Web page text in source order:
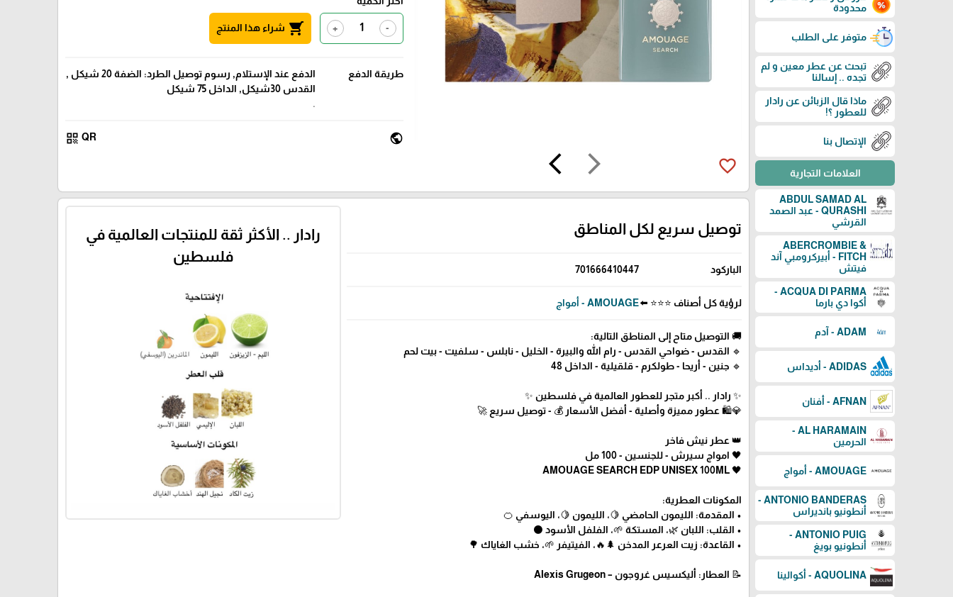
محدودة
متوفر على الطلب
تبحث عن عطر معين و لم
تجده .. إسالنا
ماذا قال الزبائن عن رادار
للعطور ؟!
الإتصال بنا
العلامات التجارية
ABDUL SAMAD AL
QURASHI - عبد الصمد
القرشي
ABERCROMBIE &
FITCH - أبيركرومبي آند
فيتش
ACQUA DI PARMA -
أكوا دي بارما
ADAM - آدم
ADIDAS - أديداس
AFNAN - أفنان
AL HARAMAIN -
الحرمين
AMOUAGE - أمواج
ANTONIO BANDERAS -
أنطونيو بانديراس
ANTONIO PUIG -
أنطونيو بويغ
AQUOLINA - أكوالينا
arrow_forward_ios
arrow_back_ios favorite_border
-
+
shopping_cart شراء هذا المنتج
طريقة الدفع
الدفع عند الإستلام, رسوم توصيل الطرد: الضفة 20 شيكل ,
القدس 30شيكل, الداخل 75 شيكل
.
public
QR
qr_code
توصيل سريع لكل المناطق
الباركود 701666410447
لرؤية كل أصناف ⭐⭐⭐ ⬅️AMOUAGE - أمواج
🚚 التوصيل متاح إلى المناطق التالية:
🔹 القدس - ضواحي القدس - رام الله والبيرة - الخليل - نابلس - سلفيت - بيت لحم
🔹 جنين - أريحا - طولكرم - قلقيلية - الداخل 48
✨ رادار .. أكبر متجر للعطور العالمية في فلسطين ✨
💎🛍️ عطور مميزة وأصلية - أفضل الأسعار 💰 - توصيل سريع 🚀
👑 عطر نيش فاخر
🖤 امواج سيرش - للجنسين - 100 مل
🖤 AMOUAGE SEARCH EDP UNISEX 100ML
المكونات العطرية:
• المقدمة: الليمون الحامضي 🍋، الليمون 🍋، اليوسفي 🍊
• القلب: اللبان 🌿، المستكة 🌱، الفلفل الأسود ⚫
• القاعدة: زيت العرعر المدخن 🌲🔥، الفيتيفر 🌱، خشب الغاياك 🌳
📝 العطار: أليكسيس غروجون – Alexis Grugeon
رادار .. الأكثر ثقة للمنتجات العالمية في
فلسطين